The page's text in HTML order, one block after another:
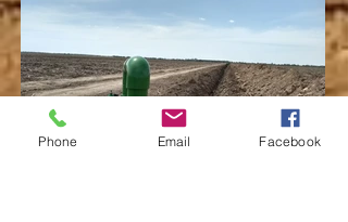
Phone Email Facebook